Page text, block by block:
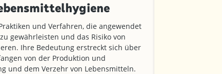
und Verfahren, die angewendet
gewährleisten und das Risiko von
Ihre Bedeutung erstreckt sich über
von der Produktion und
und dem Verzehr von Lebensmitteln.